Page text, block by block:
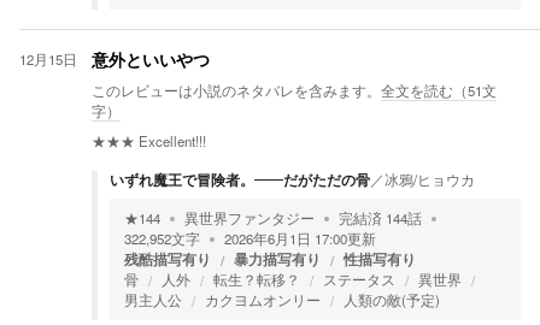
12月15日 意外といいやつ
このレビューは小説のネタバレを含みます。 全文を読む（51文
字）
★★★ Excellent!!!
いずれ魔王で冒険者。——だがただの骨／冰鴉/ヒョウカ
★144 異世界ファンタジー 完結済 144話
322,952文字 2026年6月1日 17:00更新
残酷描写有り 暴力描写有り 性描写有り
骨 人外 転生？転移？ ステータス
異世界
男主人公
カクヨムオンリー 人類の敵(予定)